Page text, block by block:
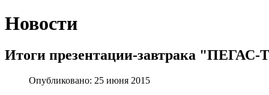
Новости
Итоги презентации-завтрака
Опубликовано: 25 июня 2015